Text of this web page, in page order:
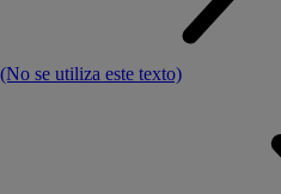
(No se utiliza este texto)